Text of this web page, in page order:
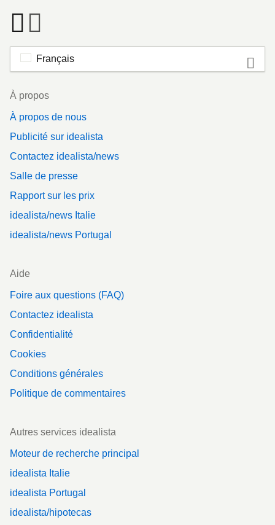
Français
Footer
À propos
À propos de nous
Publicité sur idealista
Contactez idealista/news
Salle de presse
Rapport sur les prix
idealista/news Italie
idealista/news Portugal
Aide
Foire aux questions (FAQ)
Contactez idealista
Confidentialité
Cookies
Conditions générales
Politique de commentaires
Autres services idealista
Moteur de recherche principal
idealista Italie
idealista Portugal
idealista/hipotecas